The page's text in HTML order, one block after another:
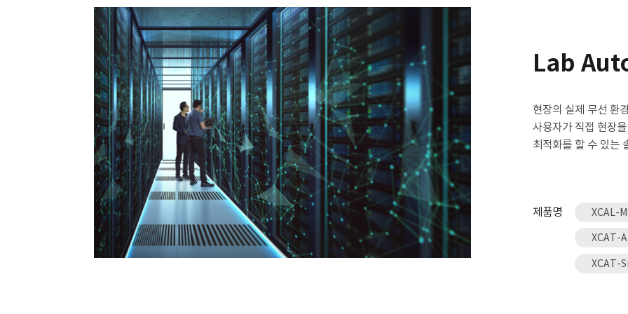
Lab
현장의 실제 무선 환
사용자가 직접 현장
최적화를 할 수 있는
제품명 XCAL-
XCAT-
XCAT-